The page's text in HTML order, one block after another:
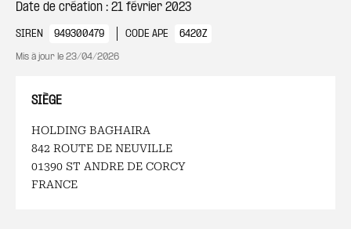
Date de création : 21 février 2023
SIREN 949300479 CODE APE 6420Z
Mis à jour le 23/04/2026
SIÈGE
HOLDING BAGHAIRA
842 ROUTE DE NEUVILLE
01390 ST ANDRE DE CORCY
FRANCE